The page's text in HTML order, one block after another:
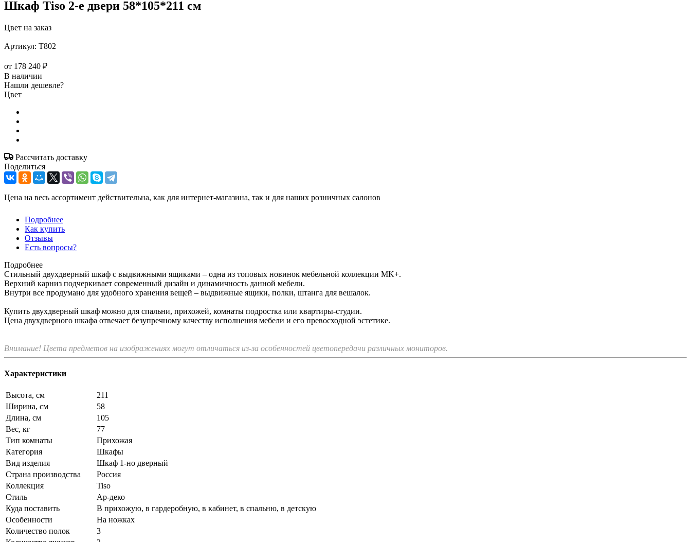
Шкаф Tiso 2-е двери 58*105*211 см
Цвет на заказ
Артикул: T802
от 178 240 ₽
В наличии
Нашли дешевле?
Цвет
Рассчитать доставку
Поделиться
Цена на весь ассортимент действительна, как для интернет-магазина, так и для наших розничных салонов
Подробнее
Как купить
Отзывы
Есть вопросы?
Подробнее
Стильный двухдверный шкаф с выдвижными ящиками – одна из топовых новинок мебельной коллекции MK+.
Верхний карниз подчеркивает современный дизайн и динамичность данной мебели.
Внутри все продумано для удобного хранения вещей – выдвижные ящики, полки, штанга для вешалок.
Купить двухдверный шкаф можно для спальни, прихожей, комнаты подростка или квартиры-студии.
Цена двухдверного шкафа отвечает безупречному качеству исполнения мебели и его превосходной эстетике.
Внимание! Цвета предметов на изображениях могут отличаться из-за особенностей цветопередачи различных мониторов.
Характеристики
Высота, см
211
Ширина, см
58
Длина, см
105
Вес, кг
77
Тип комнаты
Прихожая
Категория
Шкафы
Вид изделия
Шкаф 1-но дверный
Страна производства
Россия
Коллекция
Tiso
Стиль
Ар-деко
Куда поставить
В прихожую, в гардеробную, в кабинет, в спальню, в детскую
Особенности
На ножках
Количество полок
3